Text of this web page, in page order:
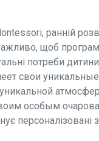
ранній
щоб
потреби
свои
особым
персоналізовані